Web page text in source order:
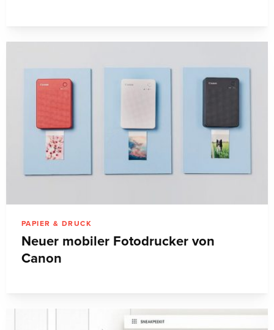
PAPIER & DRUCK
Neuer mobiler Fotodrucker von
Canon